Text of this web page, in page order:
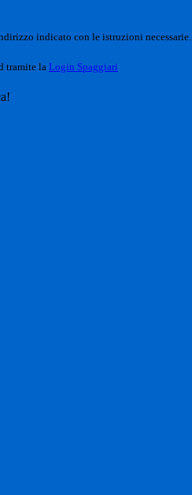
indicato con le istruzioni necessarie.
tramite la Login Spaggiari